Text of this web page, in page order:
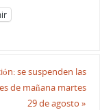
se suspenden las
de mañana martes
29 de agosto»